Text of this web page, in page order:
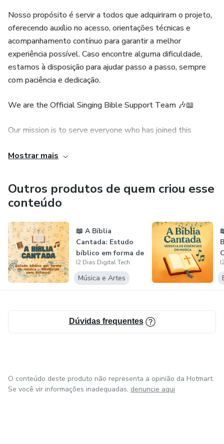
Nosso propósito é servir a todos que adquiriram o projeto,
oferecendo auxílio no acesso, orientações técnicas e
acompanhamento contínuo para garantir a melhor
experiência possível. Caso encontre alguma dificuldade,
estamos à disposição para ajudar passo a passo, sempre
com paciência e dedicação.
We are the Official Singing Bible Support Team 🎶📖
Our mission is to serve everyone who has joined this
guidance, and continuous support to ensure the best
here to guide you step by step with patience and care.
Mostrar mais
Outros produtos de quem criou esse
conteúdo
📖 A Bíblia
Cantada: Estudo
bíblico em forma de
música | Mem...
I2 Dias Digital Tech
Música e Artes
Dúvidas frequentes
O conteúdo deste produto não representa a opinião da Hotmart.
Se você vir informações inadequadas, denuncie aqui